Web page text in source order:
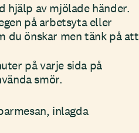
hjälp av mjölade händer.
på arbetsyta eller
du önskar men tänk på att
på varje sida på
smör.
inlagda